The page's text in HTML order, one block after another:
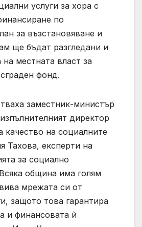
услуги за хора с
по
за възстановяване и
ще бъдат разгледани и
местната власт за
фонд.
заместник-министър
директор
качество на социалните
Тахова, експерти на
за социално
община има голям
мрежата си от
защото това гарантира
и финансовата ѝ